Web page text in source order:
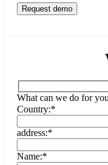
What can we do for
Country:*
address:*
Name:*